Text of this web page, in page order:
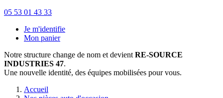
05 53 01 43 33
Je m'identifie
Mon panier
Notre structure change de nom et devient RE-SOURCE
INDUSTRIES 47.
Une nouvelle identité, des équipes mobilisées pour vous.
Accueil